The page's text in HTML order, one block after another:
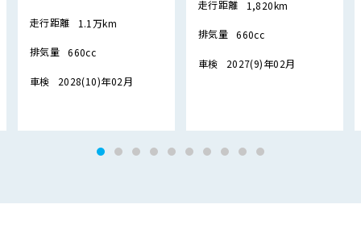
走行距離 1.1万km
排気量 660cc
車検 2028(10)年02月
走行距離 1,820km
排気量 660cc
車検 2027(9)年02月